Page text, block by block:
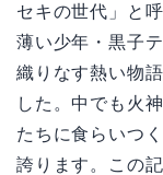
セキの世代」と
薄い少年・黒子
織りなす熱い物
した。中でも火
たちに食らいつ
誇ります。この